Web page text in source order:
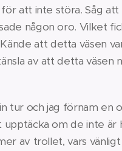
att inte störa. Såg
någon oro. Vilket
att detta väsen
av att detta väsen
tur och jag förnam en
om de inte är
av trollet, vars